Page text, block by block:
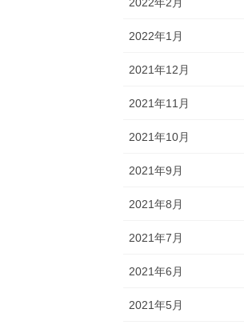
2022年1月
2021年12月
2021年11月
2021年10月
2021年9月
2021年8月
2021年7月
2021年6月
2021年5月